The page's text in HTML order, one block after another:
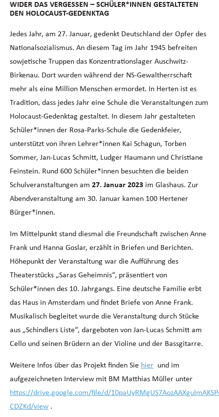
WIDER DAS VERGESSEN – SCHÜLER*INNEN GESTALTETEN
DEN HOLOCAUST-GEDENKTAG
Jedes Jahr, am 27. Januar, gedenkt Deutschland der Opfer des
Nationalsozialismus. An diesem Tag im Jahr 1945 befreiten
sowjetische Truppen das Konzentrationslager Auschwitz-
Birkenau. Dort wurden während der NS-Gewaltherrschaft
mehr als eine Million Menschen ermordet. In Herten ist es
Tradition, dass jedes Jahr eine Schule die Veranstaltungen zum
Holocaust-Gedenktag gestaltet. In diesem Jahr gestalteten
Schüler*innen der Rosa-Parks-Schule die Gedenkfeier,
unterstützt von ihren Lehrer*innen Kai Schagun, Torben
Sommer, Jan-Lucas Schmitt, Ludger Haumann und Christiane
Feinstein. Rund 600 Schüler*innen besuchten die beiden
Schulveranstaltungen am 27. Januar 2023 im Glashaus. Zur
Abendveranstaltung am 30. Januar kamen 100 Hertener
Bürger*innen.
Im Mittelpunkt stand diesmal die Freundschaft zwischen Anne
Frank und Hanna Goslar, erzählt in Briefen und Berichten.
Höhepunkt der Veranstaltung war die Aufführung des
Theaterstücks „Saras Geheimnis“, präsentiert von
Schüler*innen des 10. Jahrgangs. Eine deutsche Familie erbt
das Haus in Amsterdam und findet Briefe von Anne Frank.
Musikalisch begleitet wurde die Veranstaltung durch Stücke
aus „Schindlers Liste“, dargeboten von Jan-Lucas Schmitt am
Cello und seinen Brüdern an der Violine und der Bassgitarre.
Weitere Infos über das Projekt finden Sie hier und im
aufgezeichneten Interview mit BM Matthias Müller unter
https://drive.google.com/file/d/
CDZKd/view .